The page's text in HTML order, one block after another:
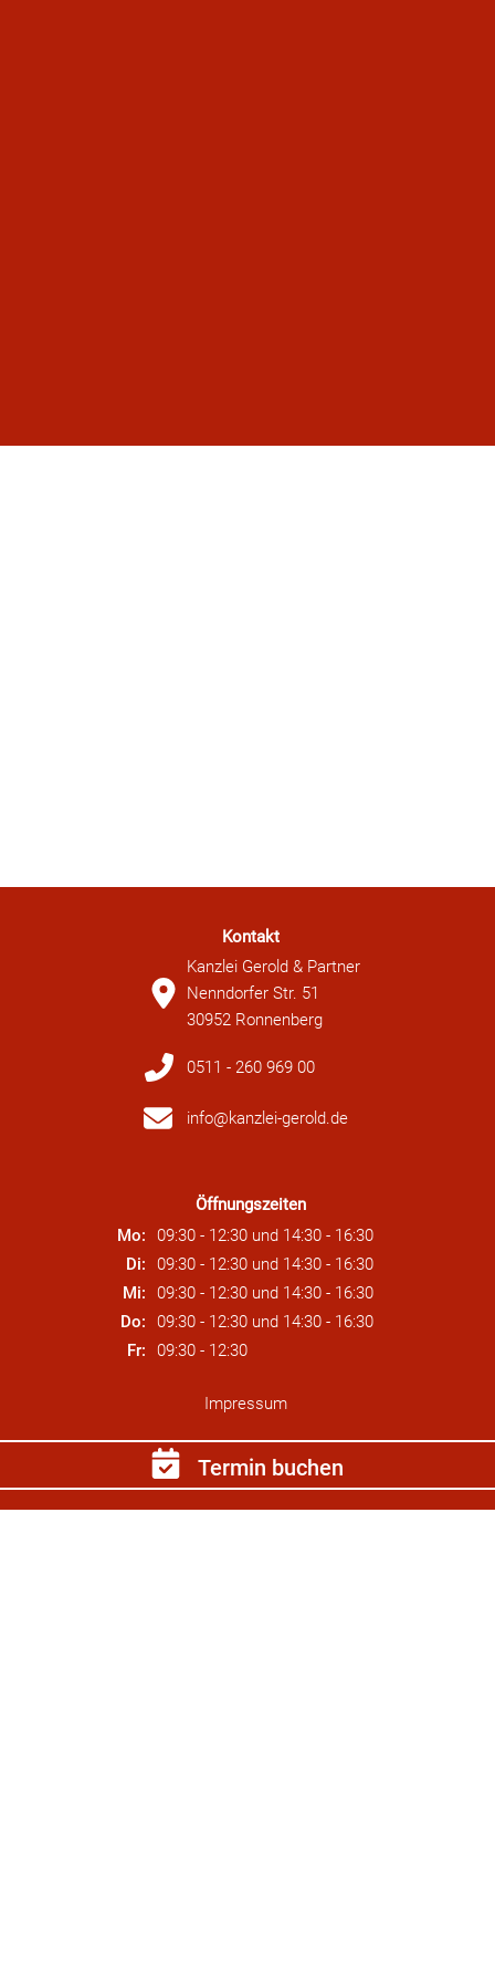
Termin buchen
Kontakt
Kanzlei Gerold & Partner
Nenndorfer Str. 51
30952 Ronnenberg
0511 - 260 969 00
info@kanzlei-gerold.de
Öffnungszeiten
Mo:
09:30 - 12:30 und 14:30 - 16:30
Di:
09:30 - 12:30 und 14:30 - 16:30
Mi:
09:30 - 12:30 und 14:30 - 16:30
Do:
09:30 - 12:30 und 14:30 - 16:30
Fr:
09:30 - 12:30
Impressum
Datenschutz